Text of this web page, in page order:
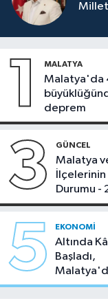
1 MALATYA
Malatya'da
deprem
3 GÜNCEL
Malatya
İlçelerinin
Durumu -
Temmuz
5 EKONOMI
Altında
Başladı,
Makas Ne